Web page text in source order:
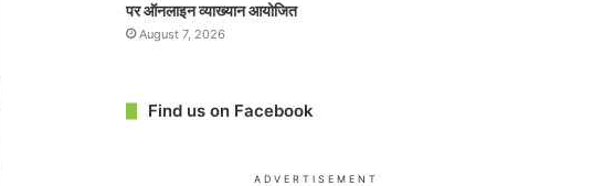
पर ऑनलाइन व्याख्यान आयोजित
August 7, 2026
Find us on Facebook
ADVERTISEMENT